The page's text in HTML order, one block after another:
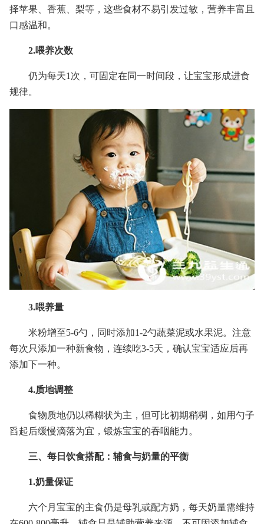
择苹果、香蕉、梨等，这些食材不易引发过敏，营养丰富且
口感温和。
2.喂养次数
仍为每天1次，可固定在同一时间段，让宝宝形成进食
规律。
3.喂养量
米粉增至5-6勺，同时添加1-2勺蔬菜泥或水果泥。注意
每次只添加一种新食物，连续吃3-5天，确认宝宝适应后再
添加下一种。
4.质地调整
食物质地仍以稀糊状为主，但可比初期稍稠，如用勺子
舀起后缓慢滴落为宜，锻炼宝宝的吞咽能力。
三、每日饮食搭配：辅食与奶量的平衡
1.奶量保证
六个月宝宝的主食仍是母乳或配方奶，每天奶量需维持